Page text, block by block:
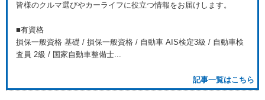
皆様のクルマ選びやカーライフに役立つ情報をお届けします。
■有資格
損保一般資格 基礎 / 損保一般資格 / 自動車 AIS検定3級 / 自動車検
査員 2級 / 国家自動車整備士...
記事一覧はこちら